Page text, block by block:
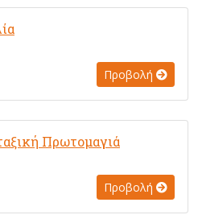
Προβολή
Πρωτομαγιά
Προβολή